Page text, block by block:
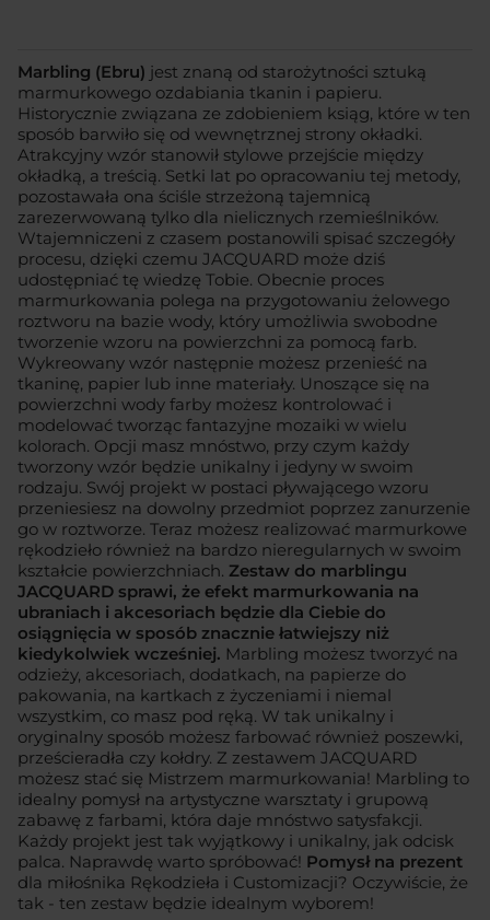
Marbling (Ebru) jest znaną od starożytności sztuką
marmurkowego ozdabiania tkanin i papieru.
Historycznie związana ze zdobieniem ksiąg, które w ten
sposób barwiło się od wewnętrznej strony okładki.
Atrakcyjny wzór stanowił stylowe przejście między
okładką, a treścią. Setki lat po opracowaniu tej metody,
pozostawała ona ściśle strzeżoną tajemnicą
zarezerwowaną tylko dla nielicznych rzemieślników.
Wtajemniczeni z czasem postanowili spisać szczegóły
procesu, dzięki czemu JACQUARD może dziś
udostępniać tę wiedzę Tobie. Obecnie proces
marmurkowania polega na przygotowaniu żelowego
roztworu na bazie wody, który umożliwia swobodne
tworzenie wzoru na powierzchni za pomocą farb.
Wykreowany wzór następnie możesz przenieść na
tkaninę, papier lub inne materiały. Unoszące się na
powierzchni wody farby możesz kontrolować i
modelować tworząc fantazyjne mozaiki w wielu
kolorach. Opcji masz mnóstwo, przy czym każdy
tworzony wzór będzie unikalny i jedyny w swoim
rodzaju. Swój projekt w postaci pływającego wzoru
przeniesiesz na dowolny przedmiot poprzez zanurzenie
go w roztworze. Teraz możesz realizować marmurkowe
rękodzieło również na bardzo nieregularnych w swoim
kształcie powierzchniach. Zestaw do marblingu
JACQUARD sprawi, że efekt marmurkowania na
ubraniach i akcesoriach będzie dla Ciebie do
osiągnięcia w sposób znacznie łatwiejszy niż
kiedykolwiek wcześniej. Marbling możesz tworzyć na
odzieży, akcesoriach, dodatkach, na papierze do
pakowania, na kartkach z życzeniami i niemal
wszystkim, co masz pod ręką. W tak unikalny i
oryginalny sposób możesz farbować również poszewki,
prześcieradła czy kołdry. Z zestawem JACQUARD
możesz stać się Mistrzem marmurkowania! Marbling to
idealny pomysł na artystyczne warsztaty i grupową
zabawę z farbami, która daje mnóstwo satysfakcji.
Każdy projekt jest tak wyjątkowy i unikalny, jak odcisk
palca. Naprawdę warto spróbować! Pomysł na prezent
dla miłośnika Rękodzieła i Customizacji? Oczywiście, że
tak - ten zestaw będzie idealnym wyborem!